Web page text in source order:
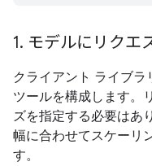
1. モデルにリクエ
クライアント ライブ
ツールを構成します。
ズを指定する必要はあ
幅に合わせてスケーリ
す。